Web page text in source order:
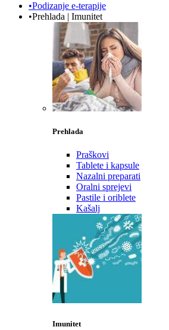
•Podizanje e-terapije
•Prehlada | Imunitet
Prehlada
Praškovi
Tablete i kapsule
Nazalni preparati
Oralni sprejevi
Pastile i oriblete
Kašalj
Imunitet